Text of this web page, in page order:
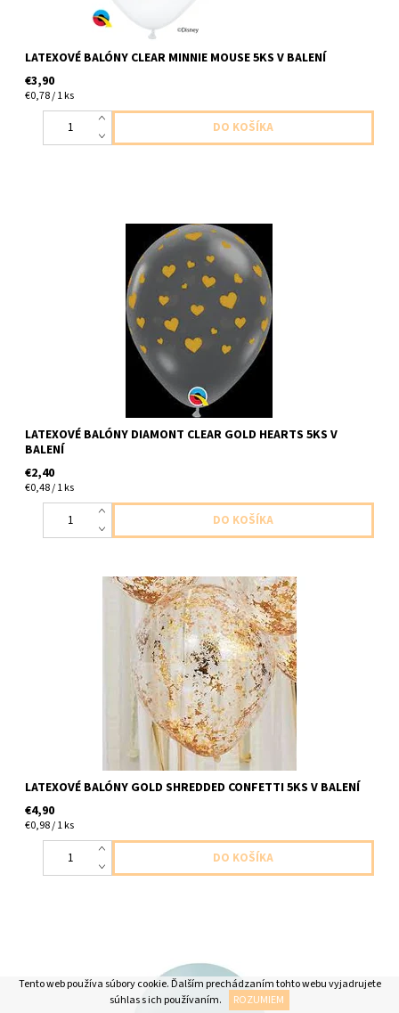
LATEXOVÉ BALÓNY CLEAR MINNIE MOUSE 5KS V BALENÍ
€3,90
€0,78 / 1 ks
latexove balony cire so zlatymi srdieckami 5ks v baleni velkost
28cm dodavame nenafukany
LATEXOVÉ BALÓNY DIAMONT CLEAR GOLD HEARTS 5KS V
BALENÍ
€2,40
€0,48 / 1 ks
latexove balony číre so zlatymi strapatymi konfetami 5ks v baleni
velkost do 30cm dodavame nenafukane
LATEXOVÉ BALÓNY GOLD SHREDDED CONFETTI 5KS V BALENÍ
€4,90
€0,98 / 1 ks
latexovy balon burkova modra 1ks v baleni velkost cca do 30cm
dodavame nenafukany
Tento web používa súbory cookie. Ďalším prechádzaním tohto webu vyjadrujete
súhlas s ich používaním.
ROZUMIEM